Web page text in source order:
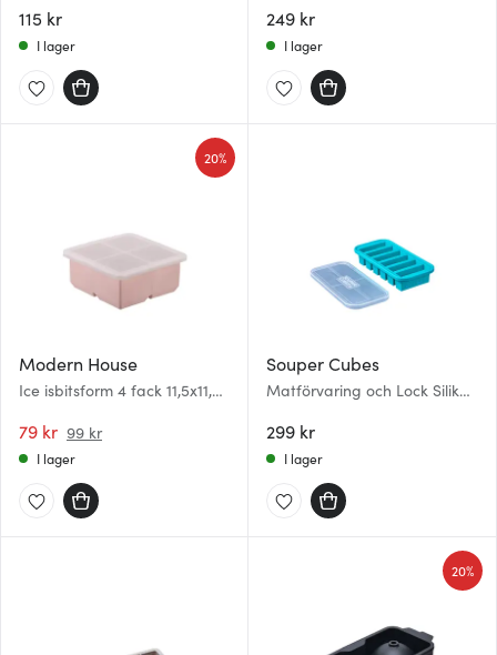
115 kr
I lager
249 kr
I lager
Modern House
Ice isbitsform 4 fack 11,5x11,5
79 kr 99 kr
20%
I lager
Souper Cubes
Matförvaring och Lock Silikon
299 kr
I lager
20%